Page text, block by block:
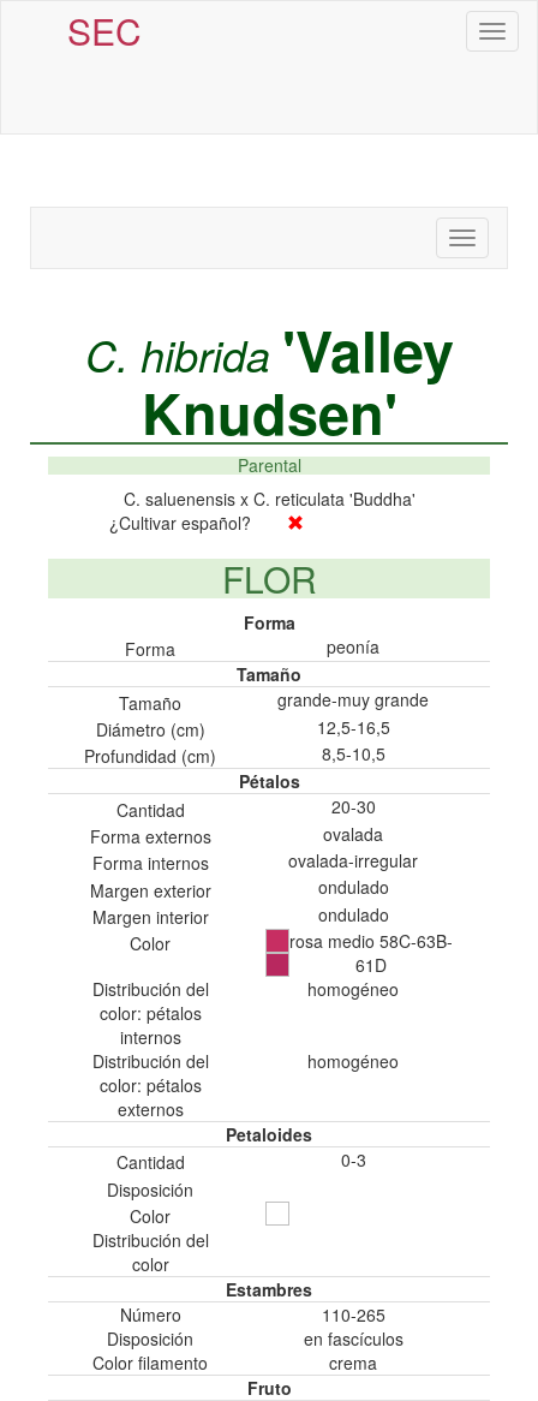
SEC
Toggle
navigation
C. hibrida 'Valley
Knudsen'
Parental
C. saluenensis x C. reticulata 'Buddha'
¿Cultivar español?
FLOR
Forma
Forma
peonía
Tamaño
Tamaño
grande-muy grande
Diámetro (cm)
12,5-16,5
Profundidad (cm)
8,5-10,5
Pétalos
Cantidad
20-30
Forma externos
ovalada
Forma internos
ovalada-irregular
Margen exterior
ondulado
Margen interior
ondulado
Color
rosa medio 58C-63B-
61D
Distribución del
color: pétalos
internos
homogéneo
Distribución del
color: pétalos
externos
homogéneo
Petaloides
Cantidad
0-3
Disposición
Color
Distribución del
color
Estambres
Número
110-265
Disposición
en fascículos
Color filamento
crema
Fruto